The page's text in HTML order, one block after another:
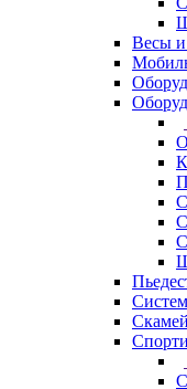
Весы